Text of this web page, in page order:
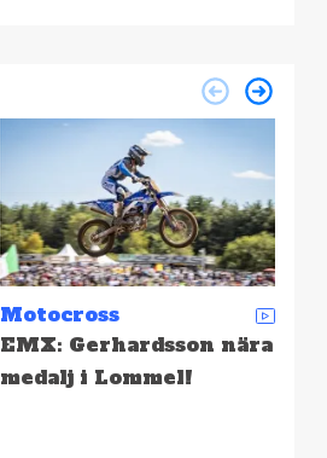
Enduro
Depåsnack: 31. Torsk på
Tallinn